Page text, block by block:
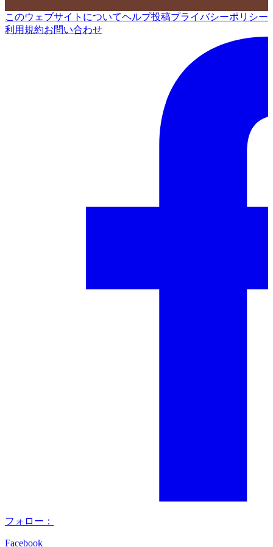
このウェブサイトについてヘルプ投稿プライバシーポリシー
利用規約お問い合わせ
フォロー：
Facebook